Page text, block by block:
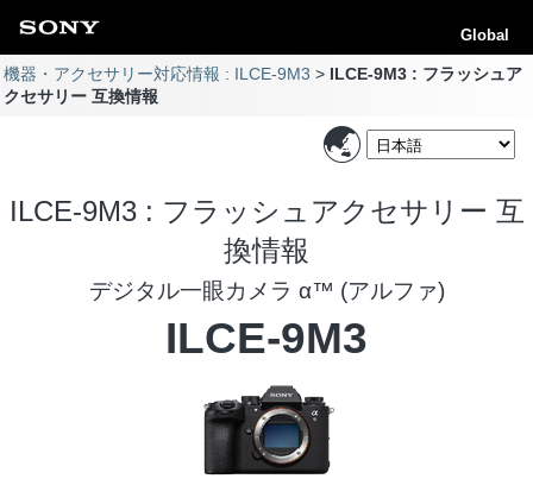
Global
機器・アクセサリー対応情報 : ILCE-9M3
ILCE-9M3 : フラッシュア
クセサリー 互換情報
ILCE-9M3 : フラッシュアクセサリー 互
換情報
デジタル一眼カメラ α™ (アルファ)
ILCE-9M3